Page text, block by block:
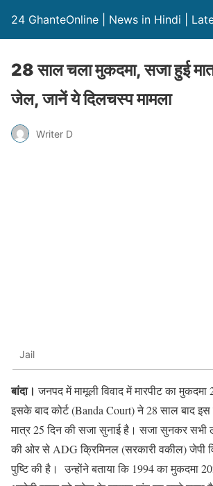
24 GhanteOnline | News in Hindi |
28 साल चला मुकदमा, सजा हुई
जेल, जानें ये दिलचस्प मामला
Writer D
Jail
बांदा। जनपद में मामूली विवाद में मारपीट का
इसके बाद कोर्ट (Banda Court) ने 28 साल बाद
मात्र 25 दिन की सजा सुनाई है। सजा सुनकर सभी
की ओर से ADG क्रिमिनल (सरकारी वकील) जेपी
पुष्टि की है। उन्होंने बताया कि 1994 का मुकदमा